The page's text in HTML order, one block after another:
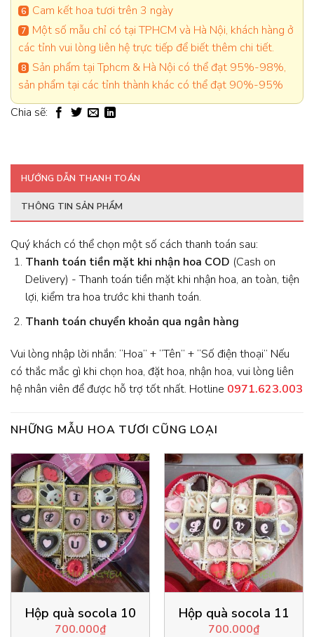
Cam kết hoa tươi trên 3 ngày
Một số mẫu chỉ có tại TPHCM và Hà Nội, khách hàng ở
các tỉnh vui lòng liên hệ trực tiếp để biết thêm chi tiết.
Sản phẩm tại Tphcm & Hà Nội có thể đạt 95%-98%,
sản phẩm tại các tỉnh thành khác có thể đạt 90%-95%
Chia sẽ:
HƯỚNG DẪN THANH TOÁN
THÔNG TIN SẢN PHẨM
Quý khách có thể chọn một số cách thanh toán sau:
Thanh toán tiền mặt khi nhận hoa COD (Cash on
Delivery) - Thanh toán tiền mặt khi nhận hoa, an toàn, tiện
lợi, kiểm tra hoa trước khi thanh toán.
Thanh toán chuyển khoản qua ngân hàng
Vui lòng nhập lời nhắn: “Hoa” + “Tên” + “Số điện thoại” Nếu
có thắc mắc gì khi chọn hoa, đặt hoa, nhận hoa, vui lòng liên
hệ nhân viên để được hỗ trợ tốt nhất. Hotline 0971.623.003
NHỮNG MẪU HOA TƯƠI CŨNG LOẠI
Hộp quà socola 10
700.000₫
Hộp quà socola 11
700.000₫